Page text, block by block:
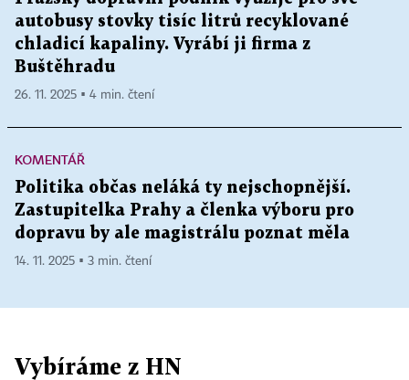
autobusy stovky tisíc litrů recyklované
chladicí kapaliny. Vyrábí ji firma z
Buštěhradu
26. 11. 2025 ▪ 4 min. čtení
KOMENTÁŘ
Politika občas neláká ty nejschopnější.
Zastupitelka Prahy a členka výboru pro
dopravu by ale magistrálu poznat měla
14. 11. 2025 ▪ 3 min. čtení
Vybíráme z HN